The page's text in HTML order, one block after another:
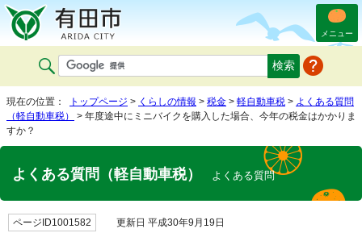
メニュー
現在の位置： トップページ > くらしの情報 > 税金 > 軽自動車税 > よくある質問
（軽自動車税）
> 年度途中にミニバイクを購入した場合、今年の税金はかかりま
すか？
よくある質問（軽自動車税） よくある質問
ページID1001582 更新日 平成30年9月19日